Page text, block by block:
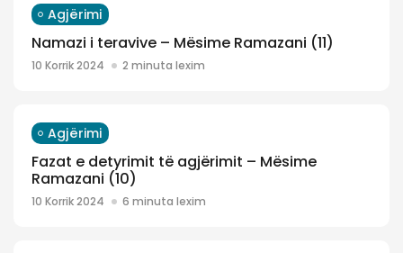
Agjërimi
Namazi i teravive – Mësime Ramazani (11)
10 Korrik 2024 2 minuta lexim
Agjërimi
Fazat e detyrimit të agjërimit – Mësime
Ramazani (10)
10 Korrik 2024 6 minuta lexim